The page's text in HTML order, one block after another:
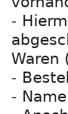
-
Waren
-
-